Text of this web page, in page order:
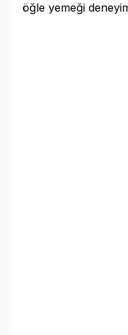
öğle yemeği